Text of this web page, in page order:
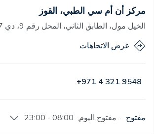
مركز أن أم سي الطبي، القوز
الخيل مول، الطابق الثاني، المحل رقم 9، دي 67، القوز، دبي
عرض الاتجاهات
+971 4 321 9548
مفتوح · مفتوح اليوم,
08:00 - 23:00